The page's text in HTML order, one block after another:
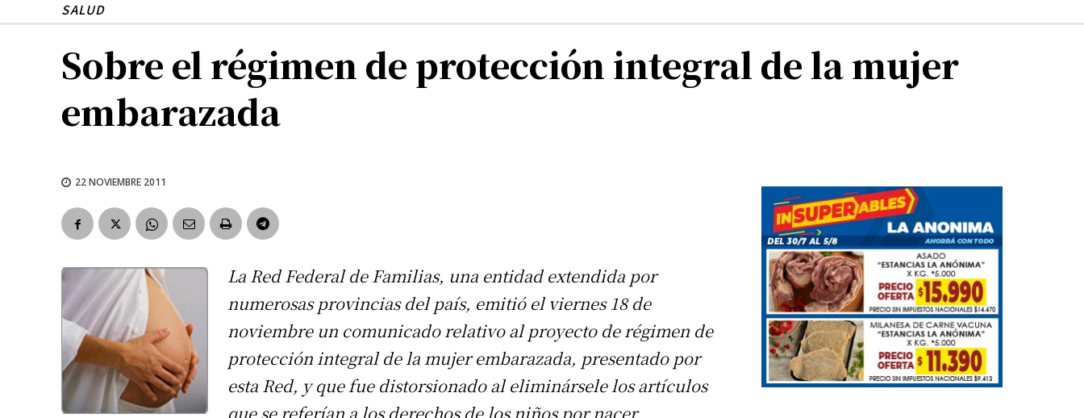
SALUD
Sobre el régimen de protección integral de la mujer
embarazada
22 NOVIEMBRE 2011
La Red Federal de Familias, una entidad extendida por
numerosas provincias del país, emitió el viernes 18 de
noviembre un comunicado relativo al proyecto de régimen de
protección integral de la mujer embarazada, presentado por
esta Red, y que fue distorsionado al eliminársele los artículos
que se referían a los derechos de los niños por nacer.